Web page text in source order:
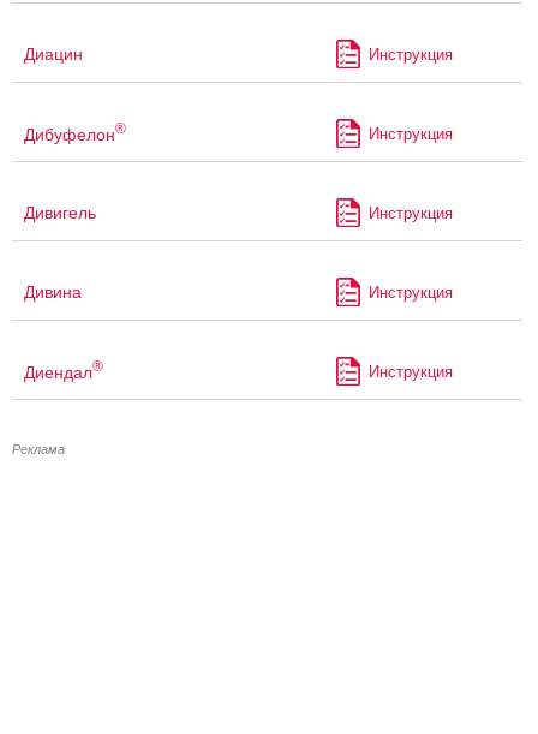
Диацин Инструкция
Дибуфелон® Инструкция
Дивигель Инструкция
Дивина Инструкция
Диендал® Инструкция
Реклама